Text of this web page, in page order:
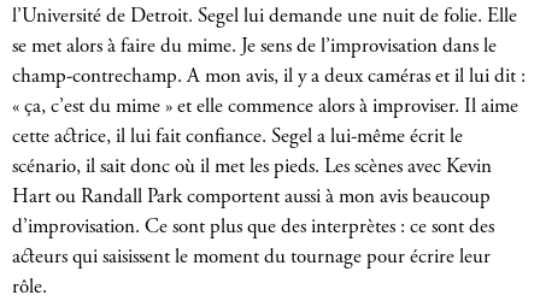
l’Université de Detroit. Segel lui demande une nuit de folie. Elle
se met alors à faire du mime. Je sens de l’improvisation dans le
champ-contrechamp. A mon avis, il y a deux caméras et il lui dit :
« ça, c’est du mime » et elle commence alors à improviser. Il aime
cette actrice, il lui fait confiance. Segel a lui-même écrit le
scénario, il sait donc où il met les pieds. Les scènes avec Kevin
Hart ou Randall Park comportent aussi à mon avis beaucoup
d’improvisation. Ce sont plus que des interprètes : ce sont des
acteurs qui saisissent le moment du tournage pour écrire leur
rôle.